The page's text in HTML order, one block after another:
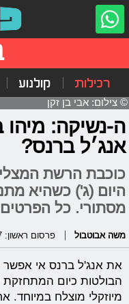
רכילות קולנוע
© צילום: אבי בן זקן
ה-נשיקה: מיהו
אנג׳ל ברנס?
כוכבת הרשת
היום (ג') כשהיא
מסתורי. כל הפרטים
משה אבוטבול פרסום ראשון: 26/09/2017, 17:16
את אנג'ל ברנס אי
הבולטות כיום המתחזקת
מיוזקלי מוצלח במיוחד.